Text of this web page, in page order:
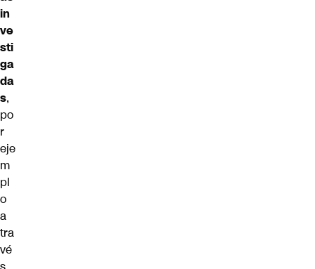
in
ve
sti
ga
da
s,
po
r
eje
m
pl
o
a
tra
vé